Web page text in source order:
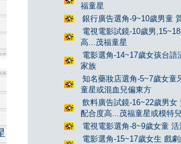
福童星
銀行廣告選角-9~10歲男童
電視電影試鏡-10歲男
高...茂福童星
電影選角-14~17歲女孩台
家族
知名藥妝店選角-5~7歲女童
童星或混血兒偏東方
飲料廣告試鏡-16~22歲男
配合度高...茂福童星或模特
電視電影選角-8~9歲女童
電影選角-15~17歲女生 戲